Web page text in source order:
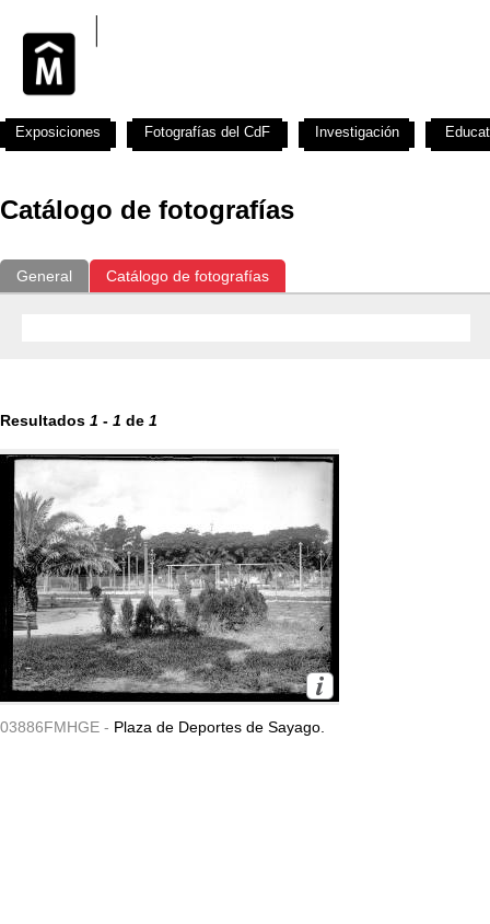
Catálogo de fotografías
General Catálogo de fotografías
Resultados 1 - 1 de 1
03886FMHGE - Plaza de Deportes de Sayago.
Exposiciones Fotografías del CdF Investigación